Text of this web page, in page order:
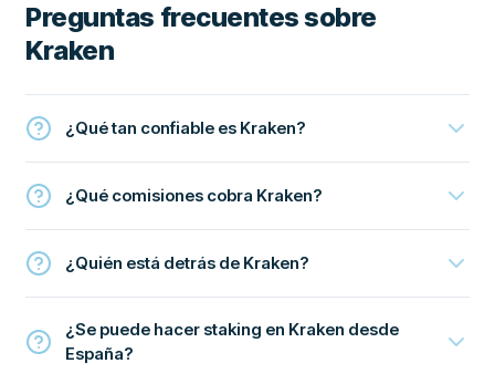
Preguntas frecuentes sobre
Kraken
¿Qué tan confiable es Kraken?
¿Qué comisiones cobra Kraken?
¿Quién está detrás de Kraken?
¿Se puede hacer staking en Kraken desde
España?